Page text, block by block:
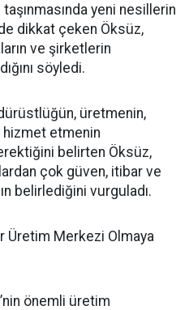
yeni nesillerin
dikkat çeken Öksüz,
ve şirketlerin
söyledi.
üretmenin,
hizmet etmenin
belirten Öksüz,
çok güven, itibar ve
belirlediğini vurguladı.
Üretim Merkezi Olmaya
önemli üretim